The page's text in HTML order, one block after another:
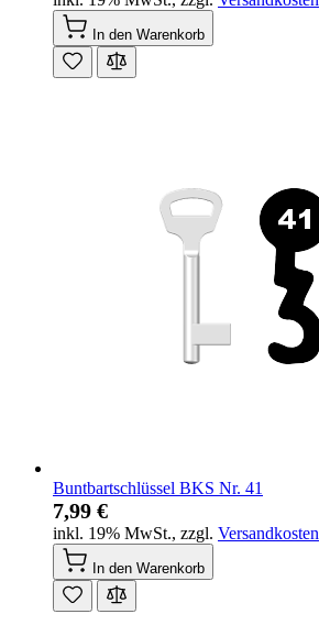
In den Warenkorb
Buntbartschlüssel BKS Nr. 41
7,99 €
inkl. 19% MwSt., zzgl. Versandkosten
In den Warenkorb